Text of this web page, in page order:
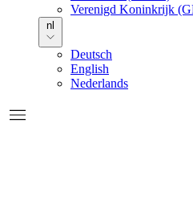
Verenigd Koninkrijk
nl
Deutsch
English
Nederlands